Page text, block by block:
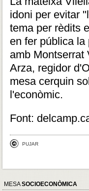
idoni per evitar
tema per rèdits
en fer pública
amb Montserrat
Arza, regidor
mesa cerquin
l'econòmic.
Font:
PUJAR
MESASOCIOECONÒMICA